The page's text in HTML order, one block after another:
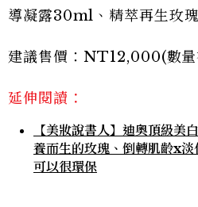
導凝露30ml、精萃再生玫
建議售價：NT12,000(數量
延伸閱讀：
【美妝說書人】迪奧頂級美
養而生的玫瑰、倒轉肌齡x
可以很環保